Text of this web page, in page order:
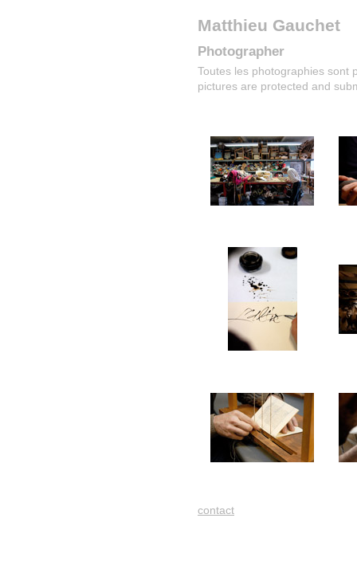
Matthieu Gauchet
Photographer
Toutes les photographies sont
pictures are protected and
contact